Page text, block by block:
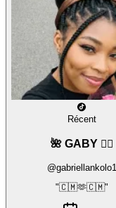
Récent
🌺 GABY ❤️‍🔥
@gabriellankolo1
"🇨🇲🫶🇨🇲"